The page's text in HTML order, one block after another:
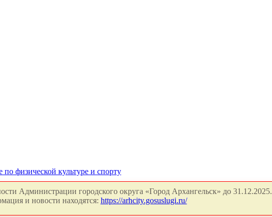
по физической культуре и спорту
Администрации городского округа «Город Архангельск» до 31.12.2025.
и новости находятся: https://arhcity.gosuslugi.ru/